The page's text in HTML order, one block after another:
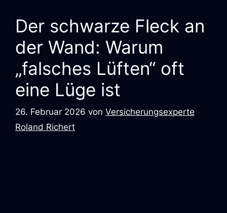
Der schwarze Fleck an
der Wand: Warum
„falsches Lüften“ oft
eine Lüge ist
26. Februar 2026 von Versicherungsexperte
Roland Richert